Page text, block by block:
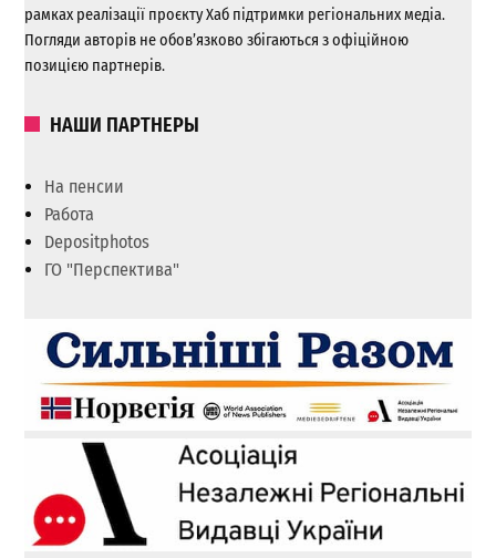
рамках реалізації проєкту Хаб підтримки регіональних медіа.
Погляди авторів не обов’язково збігаються з офіційною
позицією партнерів.
НАШИ ПАРТНЕРЫ
На пенсии
Работа
Depositphotos
ГО "Перспектива"